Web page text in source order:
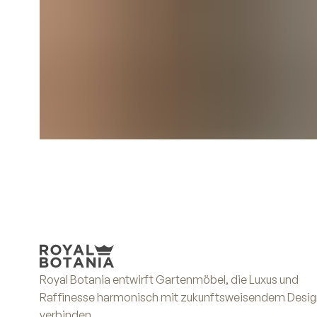
Royal Botania entwirft Gartenmöbel, die Luxus und
Raffinesse harmonisch mit zukunftsweisendem